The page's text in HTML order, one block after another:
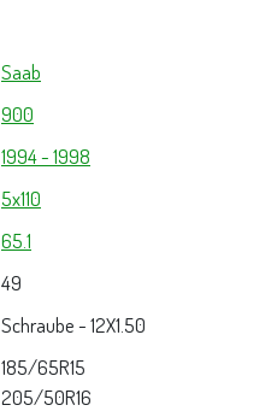
Saab
900
1994 - 1998
5x110
65.1
49
Schraube - 12X1.50
185/65R15
205/50R16